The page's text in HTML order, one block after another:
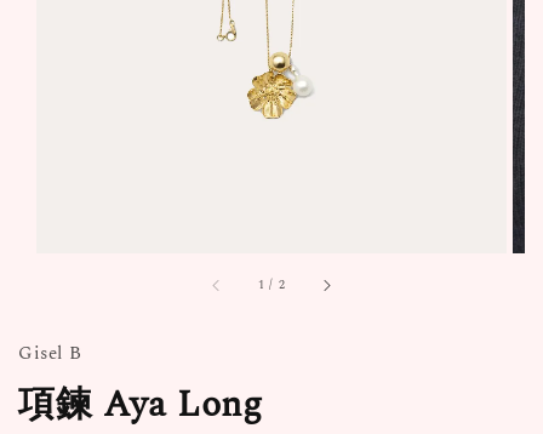
1 / 2
Gisel B
項鍊 Aya Long